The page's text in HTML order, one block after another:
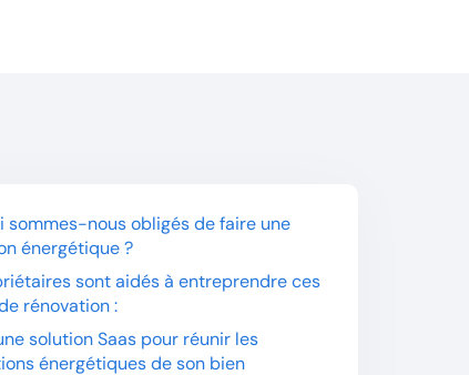
sommes-nous obligés de faire une
énergétique ?
sont aidés à entreprendre ces
rénovation :
solution Saas pour réunir les
énergétiques de son bien